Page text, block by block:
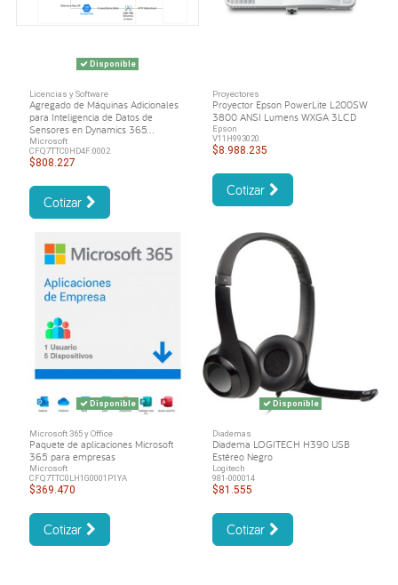
Disponible
Licencias y Software
Agregado de Máquinas Adicionales
para Inteligencia de Datos de
Sensores en Dynamics 365...
Microsoft
CFQ7TTC0HD4F:0002
$808.227
Cotizar
Proyectores
Proyector Epson PowerLite L200SW
3800 ANSI Lumens WXGA 3LCD
Epson
V11H993020.
$8.988.235
Cotizar
Disponible
Microsoft 365 y Office
Paquete de aplicaciones Microsoft
365 para empresas
Microsoft
CFQ7TTC0LH1G0001P1YA
$369.470
Cotizar
Disponible
Diademas
Diadema LOGITECH H390 USB
Estéreo Negro
Logitech
981-000014
$81.555
Cotizar